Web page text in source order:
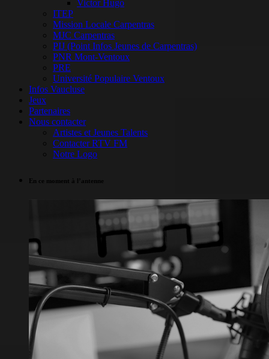
Victor Hugo
ITEP
Mission Locale Carpentras
MJC Carpentras
PIJ (Point Infos Jeunes de Carpentras)
PNR Mont-Ventoux
PRE
Université Populaire Ventoux
Infos Vaucluse
Jeux
Partenaires
Nous contacter
Artistes et Jeunes Talents
Contacter RTV FM
Notre Logo
En ce moment à l’antenne